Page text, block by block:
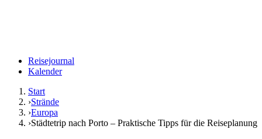
Reisejournal
Kalender
Start
›Strände
›Europa
›Städtetrip nach Porto – Praktische Tipps für die Reiseplanung